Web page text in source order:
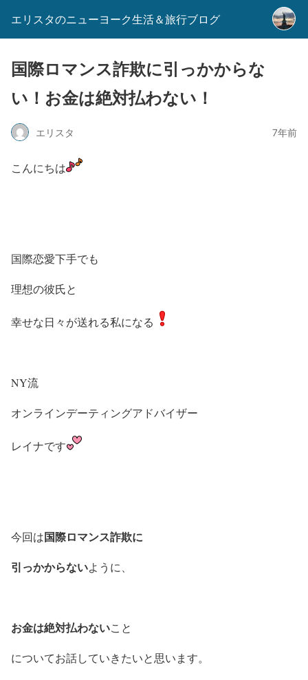
エリスタのニューヨーク生活＆旅行ブログ
国際ロマンス詐欺に引っかからな
い！お金は絶対払わない！
エリスタ 7年前
こんにちは
国際恋愛下手でも
理想の彼氏と
幸せな日々が送れる私になる
NY流
オンラインデーティングアドバイザー
レイナです
今回は国際ロマンス詐欺に
引っかからないように、
お金は絶対払わないこと
についてお話していきたいと思います。